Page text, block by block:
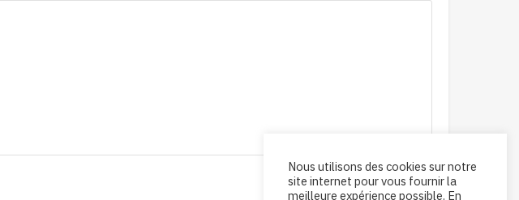
Nous utilisons des cookies sur notre
site internet pour vous fournir la
meilleure expérience possible. En